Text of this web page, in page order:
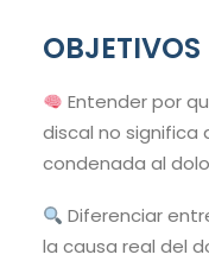
OBJETIVOS
Entender por
discal no
condenada al
Diferenciar
la causa real del